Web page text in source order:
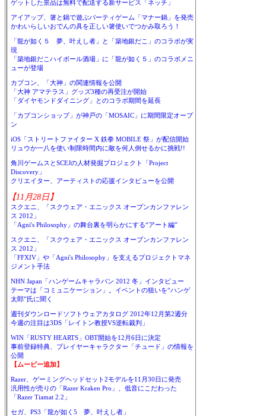
ゲットした景品は無料で配送する新サービス「ネッチ」
アイアップ、箸と鍋で遊ぶパーティゲーム「マナー鍋」を発売
かわいらしいおでんの具を正しい箸使いでつかみ取ろう！
「龍が如く５ 夢、叶えし者」と「築地銀だこ」のコラボが実
現
「築地銀だこハイボール酒場」に「龍が如く５」のコラボメニ
ューが登場
カプコン、「大神」の関連情報を公開
「大神 アマテラス」グッズ3種の再受注が開始
「ダイヤモンドダイニング」とのコラボ期間を延長
「カプコンショップ」が神戸の「MOSAIC」に期間限定オープ
ン
iOS「ストリートファイター X 鉄拳 MOBILE 祭」が配信開始
リュウか一八を使い制限時間内に敵を何人倒せるかに挑戦!!
角川ゲームスとSCEJの人材発掘プロジェクト「Project
Discovery」
クリエイター、アーティストの応援インタビューを公開
【11月28日】
スクエニ、「スクウェア・エニックス オープンカンファレン
ス 2012」
「Agni's Philosophy」の舞台裏を明らかにする“アート編”
スクエニ、「スクウェア・エニックス オープンカンファレン
ス 2012」
「FFXIV」や「Agni's Philosophy」を支えるプロジェクトマネ
ジメント手法
NHN Japan「ハンゲームキャラバン 2012 冬」インタビュー
テーマは「コミュニケーション」。イベントの狙いを“ハンゲ
太郎”氏に聞く
週刊ダウンロードソフトウェアカタログ 2012年12月第2週分
今週の注目は3DS「レイトン教授VS逆転裁判」
WIN「RUSTY HEARTS」OBT開始を12月6日に決定
事前登録特典、プレイヤーキャラクター「チュード」の情報を
公開
【ムービー追加】
Razer、ゲーミングヘッドセット2モデルを11月30日に発売
汎用性が売りの「Razer Kraken Pro」、低音にこだわった
「Razer Tiamat 2.2」
セガ、PS3「龍が如く5 夢、叶えし者」